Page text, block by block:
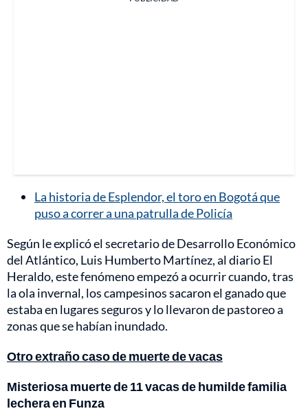
La historia de Esplendor, el toro en Bogotá que
puso a correr a una patrulla de Policía
Según le explicó el secretario de Desarrollo Económico
del Atlántico, Luis Humberto Martínez, al diario El
Heraldo, este fenómeno empezó a ocurrir cuando, tras
la ola invernal, los campesinos sacaron el ganado que
estaba en lugares seguros y lo llevaron de pastoreo a
zonas que se habían inundado.
Otro extraño caso de muerte de vacas
Misteriosa muerte de 11 vacas de humilde familia
lechera en Funza